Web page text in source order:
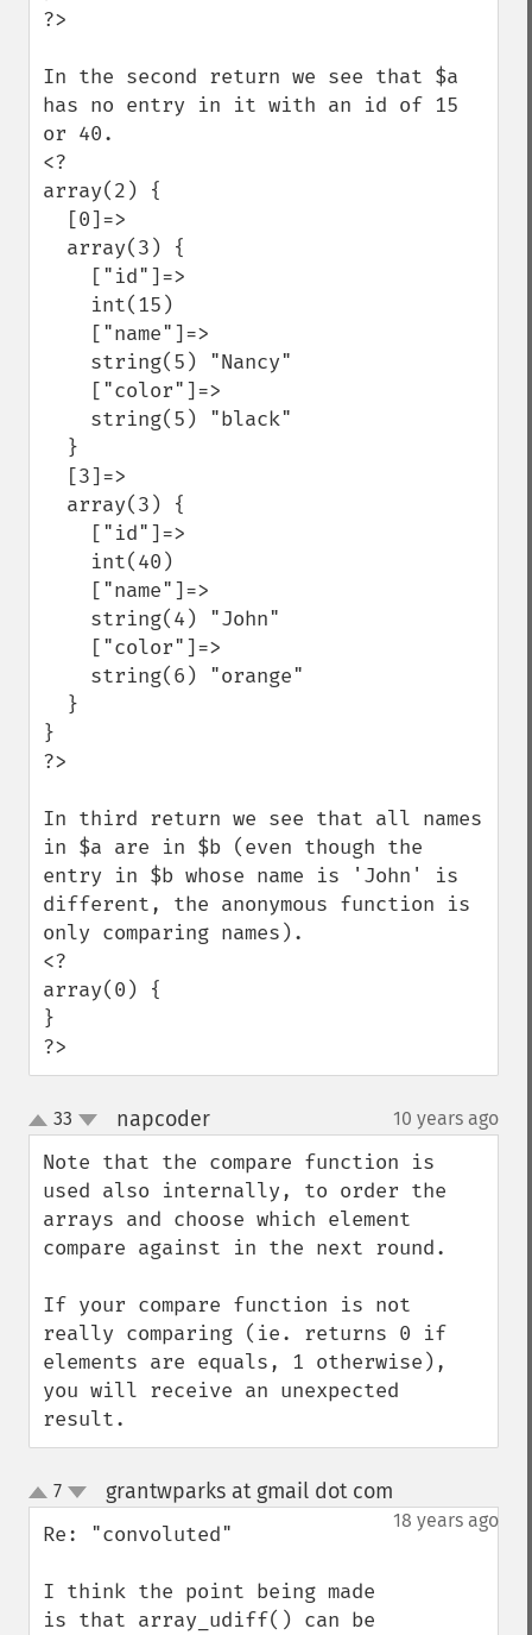
?>
In the second return we see that $a
has no entry in it with an id of 15
or 40.
<?
array(2) {
}
?>
In third return we see that all names
in $a are in $b (even though the
entry in $b whose name is 'John' is
different, the anonymous function is
only comparing names).
<?
array(0) {
}
?>
up
down
33 napcoder¶ 10 years ago
Note that the compare function is
used also internally, to order the
arrays and choose which element
compare against in the next round.
If your compare function is not
really comparing (ie. returns 0 if
elements are equals, 1 otherwise),
you will receive an unexpected
result.
up
down
7 grantwparks at gmail dot com
18 years ago
Re: "convoluted"
I think the point being made
is that array_udiff() can be